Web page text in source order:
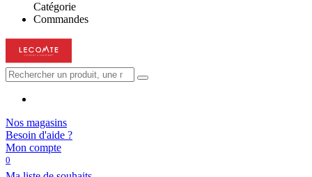
Catégorie
Commandes
Nos magasins
Besoin d'aide ?
Mon compte
0